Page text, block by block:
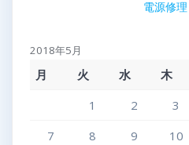
電源修理
2018年5月
月 火 水 木
1
2 3
7
8 9 10